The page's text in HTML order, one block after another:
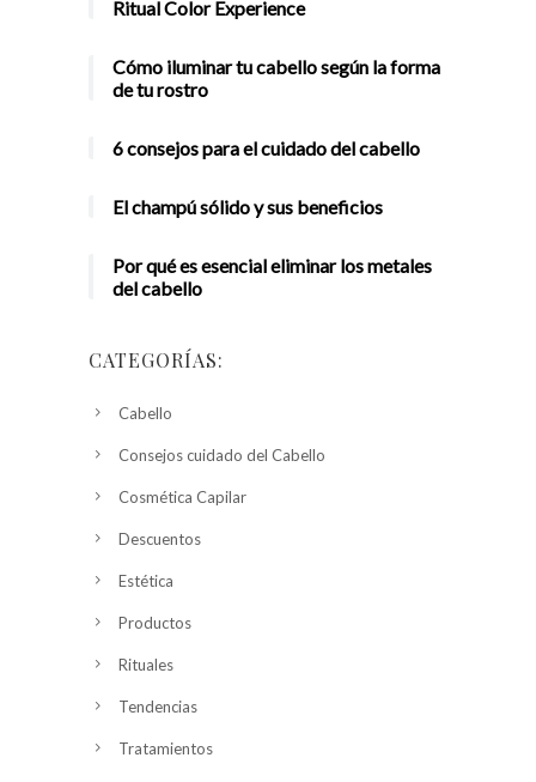
Ritual Color Experience
Cómo iluminar tu cabello según la forma
de tu rostro
6 consejos para el cuidado del cabello
El champú sólido y sus beneficios
Por qué es esencial eliminar los metales
del cabello
CATEGORÍAS:
Cabello
Consejos cuidado del Cabello
Cosmética Capilar
Descuentos
Estética
Productos
Rituales
Tendencias
Tratamientos